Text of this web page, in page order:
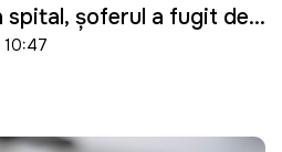
spital, șoferul a fugit de
10:47